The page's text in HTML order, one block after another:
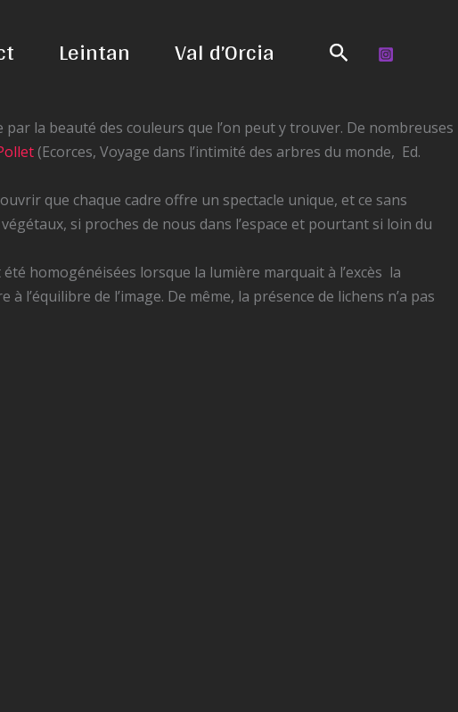
Leintan Val d’Orcia Search
la beauté des couleurs que l’on peut y trouver. De nombreuses
(Ecorces, Voyage dans l’intimité des arbres du monde, Ed.
que chaque cadre offre un spectacle unique, et ce sans
si proches de nous dans l’espace et pourtant si loin du
homogénéisées lorsque la lumière marquait à l’excès la
de l’image. De même, la présence de lichens n’a pas